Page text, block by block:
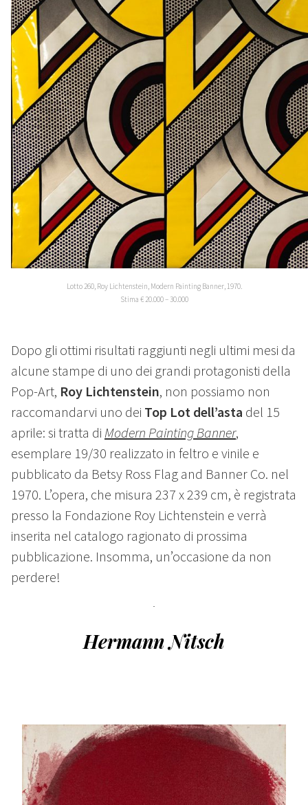
Lotto 260, Roy Lichtenstein, Modern Painting Banner, 1970.
Stima € 20.000 – 30.000
Dopo gli ottimi risultati raggiunti negli ultimi mesi da
alcune stampe di uno dei grandi protagonisti della
Pop-Art, Roy Lichtenstein, non possiamo non
raccomandarvi uno dei Top Lot dell’asta del 15
aprile: si tratta di Modern Painting Banner,
esemplare 19/30 realizzato in feltro e vinile e
pubblicato da Betsy Ross Flag and Banner Co. nel
1970. L’opera, che misura 237 x 239 cm, è registrata
presso la Fondazione Roy Lichtenstein e verrà
inserita nel catalogo ragionato di prossima
pubblicazione. Insomma, un’occasione da non
perdere!
Hermann Nitsch